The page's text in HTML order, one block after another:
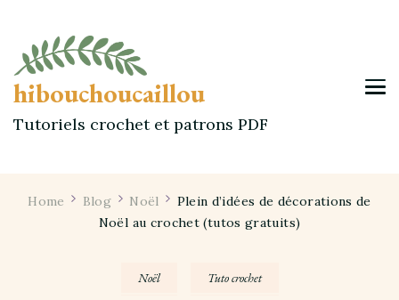
hibouchoucaillou
Tutoriels crochet et patrons PDF
Home Blog Noël
Plein d’idées de décorations de
Noël au crochet (tutos gratuits)
Noël Tuto crochet